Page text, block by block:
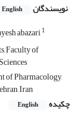
نویسندگان English
abazari1
Faculty of
of Pharmacology,
Iran
چکیده
English